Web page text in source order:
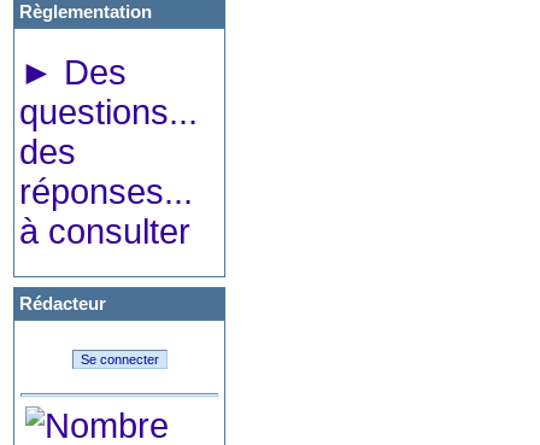
Règlementation
► Des
questions...
des
réponses...
à consulter
Rédacteur